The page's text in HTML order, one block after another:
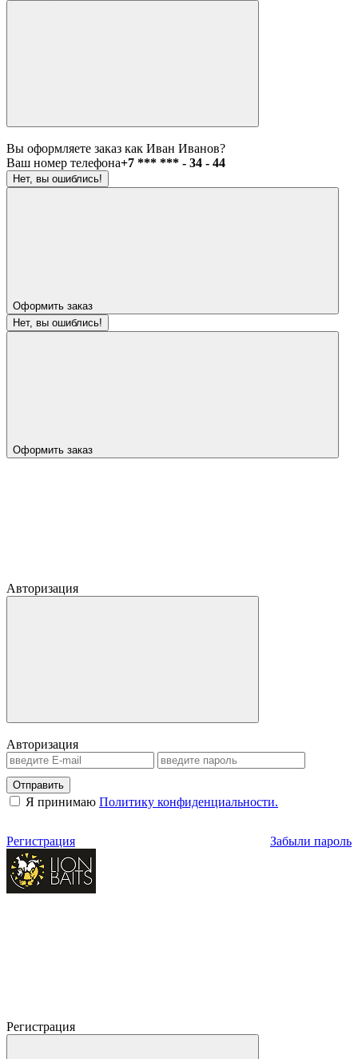
Вы оформляете заказ как Иван Иванов?
Ваш номер телефона+7 *** *** - 34 - 44
Нет, вы ошиблись!
Оформить заказ
Нет, вы ошиблись!
Оформить заказ
Авторизация
Авторизация
Отправить
Я принимаю Политику конфиденциальности.
Регистрация Забыли пароль
Регистрация